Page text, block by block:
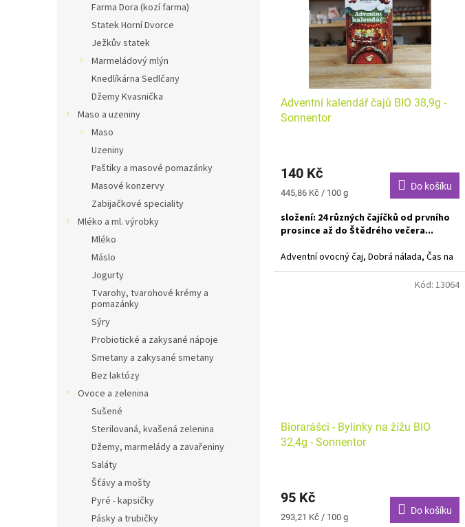
Farma Dora (kozí farma)
Statek Horní Dvorce
Ježkův statek
Marmeládový mlýn
Knedlíkárna Sedlčany
Džemy Kvasnička
Maso a uzeniny
Maso
Uzeniny
Paštiky a masové pomazánky
Masové konzervy
Zabijačkové speciality
Mléko a ml. výrobky
Mléko
Máslo
Jogurty
Tvarohy, tvarohové krémy a
pomazánky
Sýry
Probiotické a zakysané nápoje
Smetany a zakysané smetany
Bez laktózy
Ovoce a zelenina
Sušené
Sterilovaná, kvašená zelenina
Džemy, marmelády a zavařeniny
Saláty
Šťávy a mošty
Pyré - kapsičky
Pásky a trubičky
Adventní kalendář čajů BIO 38,9g -
Sonnentor
140 Kč
Měrná
445,86 Kč / 100 g
Do košíku
složení: 24 různých čajíčků od prvního
prosince až do Štědrého večera...
Adventní ovocný čaj, Dobrá nálada, Čas na
perníček, Čaj štěstí, Rozkošná Mary Grey,
Skořicový zázrak, Pomerančový čaj, Děkuji,
Alergeny neuvedeny.
Biorarášci - Bylinky na žížu BIO
32,4g - Sonnentor
95 Kč
Měrná
293,21 Kč / 100 g
Do košíku
Kód: 13064